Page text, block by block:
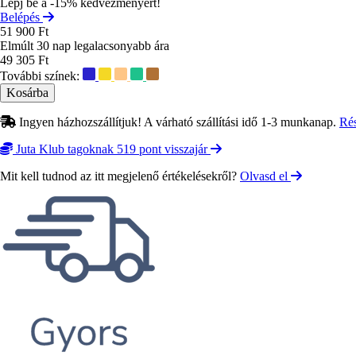
Belépés
51 900 Ft
Elmúlt 30 nap legalacsonyabb ára
49 305 Ft
További színek:
Ingyen házhozszállítjuk! A várható szállítási idő 1-3 munkanap.
Juta Klub tagoknak 519 pont visszajár
Mit kell tudnod az itt megjelenő értékelésekről? Olvasd el